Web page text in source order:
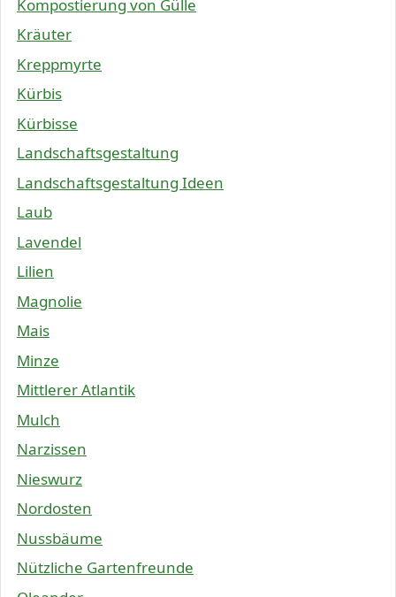
Kompostierung von Gülle
Kräuter
Kreppmyrte
Kürbis
Kürbisse
Landschaftsgestaltung
Landschaftsgestaltung Ideen
Laub
Lavendel
Lilien
Magnolie
Mais
Minze
Mittlerer Atlantik
Mulch
Narzissen
Nieswurz
Nordosten
Nussbäume
Nützliche Gartenfreunde